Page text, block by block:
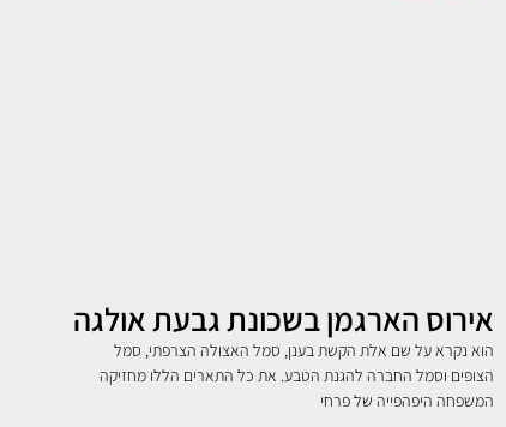
אירוס הארגמן בשכונת גבעת אולגה
הוא נקרא על שם אלת הקשת בענן, סמל האצולה הצרפתי, סמל
הצופים וסמל החברה להגנת הטבע. את כל התארים הללו מחזיקה
המשפחה היפהפייה של פרחי